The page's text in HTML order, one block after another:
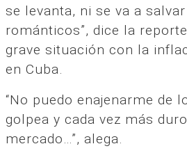
se levanta, ni se va a
románticos”, dice la
grave situación con la
en Cuba.
“No puedo enajenarme de
golpea y cada vez más
mercado…”, alega.